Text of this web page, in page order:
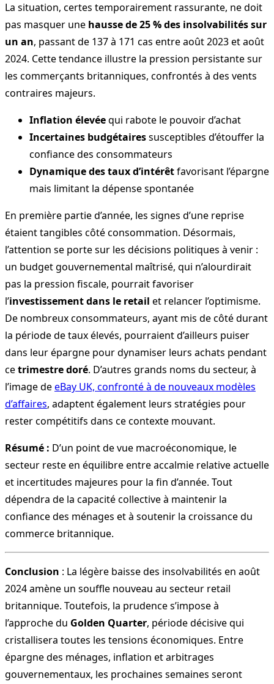
La situation, certes temporairement rassurante, ne doit
pas masquer une hausse de 25 % des insolvabilités sur
un an, passant de 137 à 171 cas entre août 2023 et août
2024. Cette tendance illustre la pression persistante sur
les commerçants britanniques, confrontés à des vents
contraires majeurs.
Inflation élevéequi rabote le pouvoir d’achat
Incertaines budgétairessusceptibles d’étouffer la
confiance des consommateurs
Dynamique des taux d’intérêtfavorisant l’épargne
mais limitant la dépense spontanée
En première partie d’année, les signes d’une reprise
étaient tangibles côté consommation. Désormais,
l’attention se porte sur les décisions politiques à venir :
un budget gouvernemental maîtrisé, qui n’alourdirait
pas la pression fiscale, pourrait favoriser
l’investissement dans le retail et relancer l’optimisme.
De nombreux consommateurs, ayant mis de côté durant
la période de taux élevés, pourraient d’ailleurs puiser
dans leur épargne pour dynamiser leurs achats pendant
cetrimestre doré. D’autres grands noms du secteur, à
l’image deeBay UK, confronté à de nouveaux modèles
d’affaires, adaptent également leurs stratégies pour
rester compétitifs dans ce contexte mouvant.
Résumé : D’un point de vue macroéconomique, le
secteur reste en équilibre entre accalmie relative actuelle
et incertitudes majeures pour la fin d’année. Tout
dépendra de la capacité collective à maintenir la
confiance des ménages et à soutenir la croissance du
commerce britannique.
Conclusion : La légère baisse des insolvabilités en août
2024 amène un souffle nouveau au secteur retail
britannique. Toutefois, la prudence s’impose à
l’approche du Golden Quarter, période décisive qui
cristallisera toutes les tensions économiques. Entre
épargne des ménages, inflation et arbitrages
gouvernementaux, les prochaines semaines seront